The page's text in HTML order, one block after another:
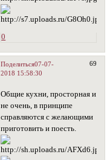
0
Поделиться 69
07-07-
2018 15:58:30
Общие кухни, просторная и
не очень, в принципе
справляются с желающими
приготовить и поесть.